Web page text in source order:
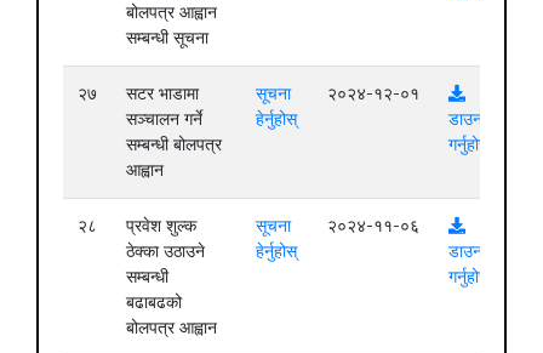
बोलपत्र आह्वान
सम्बन्धी सूचना
२७
सटर भाडामा
सञ्चालन गर्ने
सम्बन्धी बोलपत्र
आह्वान
सूचना
हेर्नुहोस्
२०२४-१२-०१
डाउनलोड
गर्नुहोस्
२८
प्रवेश शुल्क
ठेक्का उठाउने
सम्बन्धी
बढाबढको
बोलपत्र आह्वान
सूचना
हेर्नुहोस्
२०२४-११-०६
डाउनलोड
गर्नुहोस्